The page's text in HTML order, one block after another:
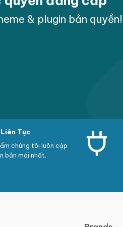
& plugin bản quyền!
Tục
chúng tôi luôn cập
bản mới nhất.